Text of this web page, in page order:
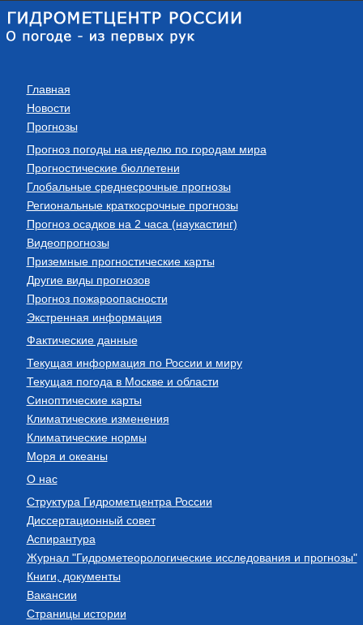
Главная
Новости
Прогнозы
Прогноз погоды на неделю по городам мира
Прогностические бюллетени
Глобальные среднесрочные прогнозы
Региональные краткосрочные прогнозы
Прогноз осадков на 2 часа (наукастинг)
Видеопрогнозы
Приземные прогностические карты
Другие виды прогнозов
Прогноз пожароопасности
Экстренная информация
Фактические данные
Текущая информация по России и миру
Текущая погода в Москве и области
Синоптические карты
Климатические изменения
Климатические нормы
Моря и океаны
О нас
Структура Гидрометцентра России
Диссертационный совет
Аспирантура
Журнал "Гидрометеорологические исследования и прогнозы"
Книги, документы
Вакансии
Страницы истории